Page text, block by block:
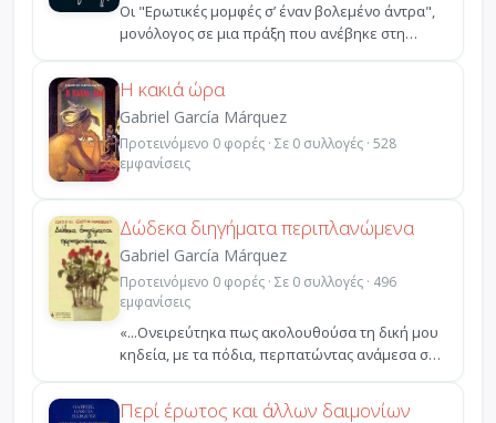
Οι "Ερωτικές μομφές σ’ έναν βολεμένο άντρα",
μονόλογος σε μια πράξη που ανέβηκε στη
Μπογοτά το 1994,...
Η κακιά ώρα
Gabriel García Márquez
Προτεινόμενο 0 φορές · Σε 0 συλλογές · 528
εμφανίσεις
Δώδεκα διηγήματα περιπλανώμενα
Gabriel García Márquez
Προτεινόμενο 0 φορές · Σε 0 συλλογές · 496
εμφανίσεις
«...Ονειρεύτηκα πως ακολουθούσα τη δική μου
κηδεία, με τα πόδια, περπατώντας ανάμεσα σε
μια συντροφι...
Περί έρωτος και άλλων δαιμονίων